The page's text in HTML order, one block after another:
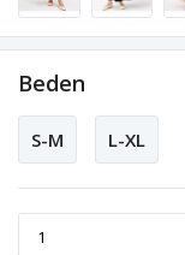
Beden
S-M L-XL